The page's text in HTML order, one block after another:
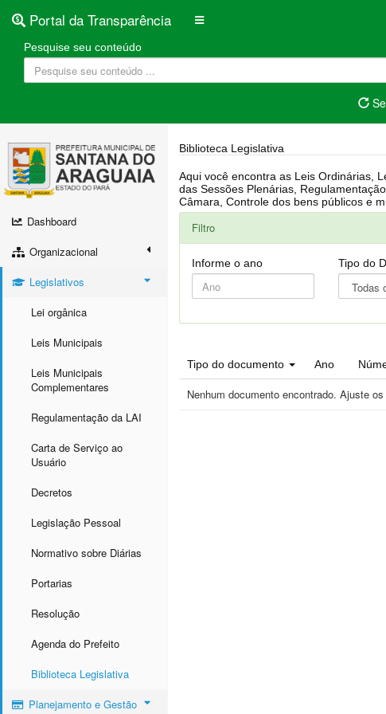
Portal da Transparência
Pesquise seu conteúdo
Dashboard
Organizacional
Legislativos
Lei orgânica
Leis Municipais
Leis Municipais
Complementares
Regulamentação da LAI
Carta de Serviço ao
Usuário
Decretos
Legislação Pessoal
Normativo sobre Diárias
Portarias
Resolução
Agenda do Prefeito
Biblioteca Legislativa
Planejamento e Gestão
Biblioteca Legislativa
Aqui você encontra as Leis Ordinárias, Leis Complementares, Portarias, Decretos, Atas, PPA, LDO, LOA, RREO, Resoluções, RGF, Lei Orgânica, Regimento
das Sessões Plenárias, Regulamentação da LAI, Atos de Julgamento do Governo, Agenda Externa do presidente, Relatório do Controle Interno, Projetos em tramitação na
Filtro
Informe o ano Tipo do
Tipo do documento Ano
Nenhum documento encontrado. Ajuste